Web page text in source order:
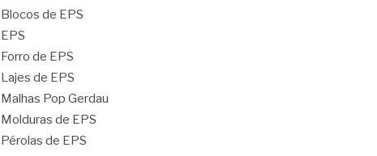
Blocos de EPS
EPS
Forro de EPS
Lajes de EPS
Malhas Pop Gerdau
Molduras de EPS
Pérolas de EPS